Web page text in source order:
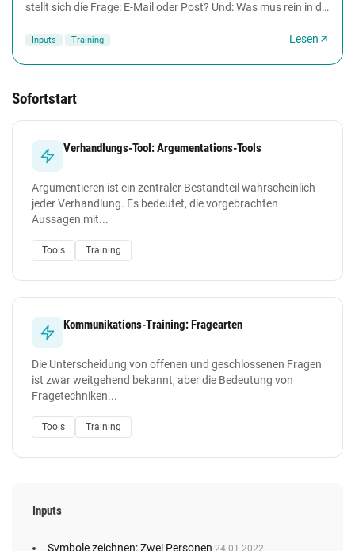
stellt sich die Frage: E-Mail oder Post? Und: Was mus rein in die
Inputs Training Lesen
Sofortstart
Verhandlungs-Tool: Argumentations-Tools
Argumentieren ist ein zentraler Bestandteil wahrscheinlich
jeder Verhandlung. Es bedeutet, die vorgebrachten
Aussagen mit...
Tools Training
Kommunikations-Training: Fragearten
Die Unterscheidung von offenen und geschlossenen Fragen
ist zwar weitgehend bekannt, aber die Bedeutung von
Fragetechniken...
Tools Training
Inputs